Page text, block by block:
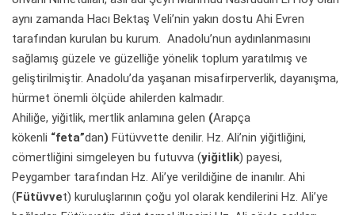
aynı zamanda Hacı Bektaş Veli’nin yakın dostu Ahi Evren
tarafından kurulan bu kurum. Anadolu’nun aydınlanmasını
sağlamış güzele ve güzelliğe yönelik toplum yaratılmış ve
geliştirilmiştir. Anadolu’da yaşanan misafirperverlik, dayanışma,
hürmet önemli ölçüde ahilerden kalmadır.
Ahiliğe, yiğitlik, mertlik anlamına gelen (Arapça
kökenli “feta”dan) Fütüvvette denilir. Hz. Ali’nin yiğitliğini,
cömertliğini simgeleyen bu futuvva (yiğitlik) payesi,
Peygamber tarafından Hz. Ali’ye verildiğine de inanılır. Ahi
(Fütüvvet) kuruluşlarının çoğu yol olarak kendilerini Hz. Ali’ye